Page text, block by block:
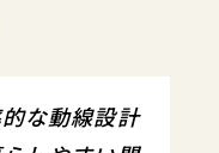
な動線設計